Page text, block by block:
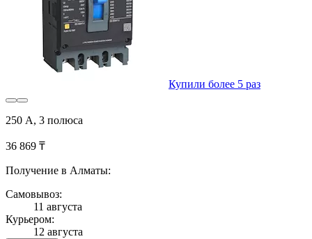
Купили более 5 раз
250 А, 3 полюса
36 869 ₸
Получение в Алматы:
Самовывоз:
11 августа
Курьером:
12 августа